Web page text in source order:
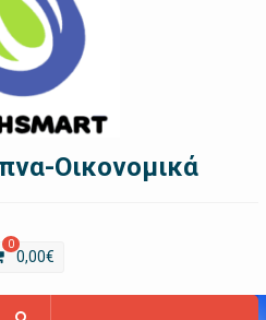
Οικονομικά
0
0,00€